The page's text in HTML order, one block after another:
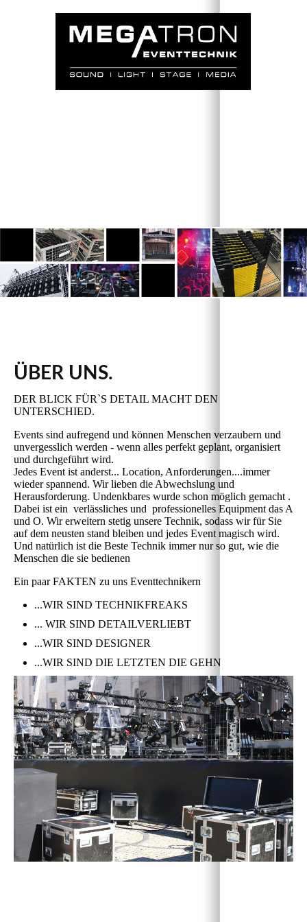
ÜBER UNS.
DER BLICK FÜR`S DETAIL MACHT DEN
UNTERSCHIED.
Events sind aufregend und können Menschen verzaubern und
unvergesslich werden - wenn alles perfekt geplant, organisiert
und durchgeführt wird.
Jedes Event ist anderst... Location, Anforderungen....immer
wieder spannend. Wir lieben die Abwechslung und
Herausforderung. Undenkbares wurde schon möglich gemacht .
Dabei ist ein verlässliches und professionelles Equipment das A
und O. Wir erweitern stetig unsere Technik, sodass wir für Sie
auf dem neusten stand bleiben und jedes Event magisch wird.
Und natürlich ist die Beste Technik immer nur so gut, wie die
Menschen die sie bedienen
Ein paar FAKTEN zu uns Eventtechnikern
...WIR SIND TECHNIKFREAKS
... WIR SIND DETAILVERLIEBT
...WIR SIND DESIGNER
...WIR SIND DIE LETZTEN DIE GEHN